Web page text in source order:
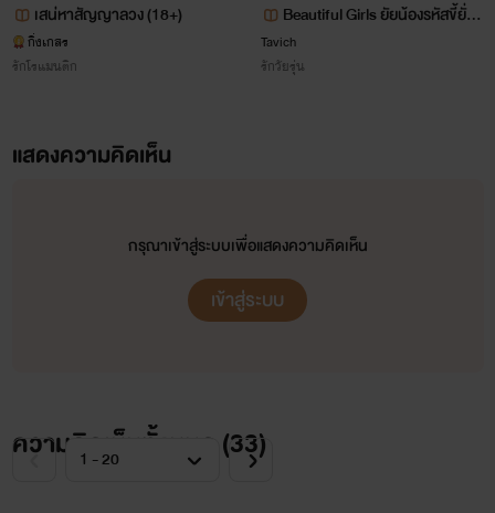
เสน่หาสัญญาลวง (18+)
กิ่งเกสร
รักโรแมนติก
Beautiful Girls ยัยน้องรหัสขี้ยั่ว
nc18+
Tavich
รักวัยรุ่น
แสดงความคิดเห็น
กรุณาเข้าสู่ระบบเพื่อแสดงความคิดเห็น
เข้าสู่ระบบ
ความคิดเห็นทั้งหมด (33)